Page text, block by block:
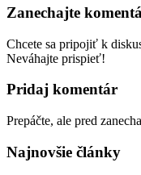
Zanechajte
Chcete sa pripojiť k
Neváhajte prispieť!
Pridaj komentár
Prepáčte, ale pred
Najnovšie články